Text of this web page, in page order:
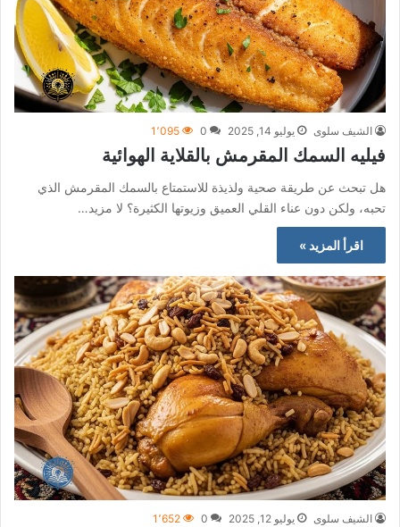
الشيف سلوى يوليو 14, 2025 0 1٬095
فيليه السمك المقرمش بالقلاية الهوائية
هل تبحث عن طريقة صحية ولذيذة للاستمتاع بالسمك المقرمش الذي
تحبه، ولكن دون عناء القلي العميق وزيوتها الكثيرة؟ لا مزيد…
اقرأ المزيد »
الشيف سلوى يوليو 12, 2025 0 1٬652